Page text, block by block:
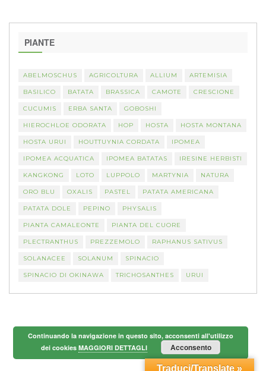
PIANTE
ABELMOSCHUS AGRICOLTURA ALLIUM ARTEMISIA
BASILICO BATATA BRASSICA CAMOTE CRESCIONE
CUCUMIS ERBA SANTA GOBOSHI
HIEROCHLOE ODORATA HOP HOSTA HOSTA MONTANA
HOSTA URUI HOUTTUYNIA CORDATA IPOMEA
IPOMEA ACQUATICA IPOMEA BATATAS IRESINE HERBISTI
KANGKONG LOTO LUPPOLO MARTYNIA NATURA
ORO BLU OXALIS PASTEL PATATA AMERICANA
PATATA DOLE PEPINO PHYSALIS
PIANTA CAMALEONTE PIANTA DEL CUORE
PLECTRANTHUS PREZZEMOLO RAPHANUS SATIVUS
SOLANACEE SOLANUM SPINACIO
SPINACIO DI OKINAWA TRICHOSANTHES URUI
Traduci/Translate »
Continuando la navigazione in questo sito, acconsenti all'utilizzo
dei cookiesMAGGIORI DETTAGLI Acconsento